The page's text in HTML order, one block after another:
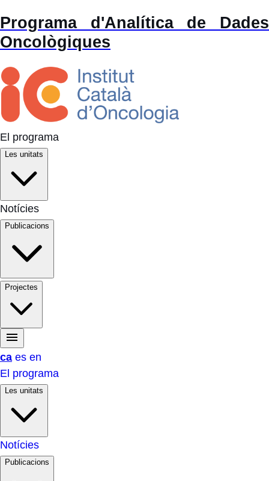
Programa d'Analítica de Dades
Oncològiques
El programa
Les unitats
Notícies
Publicacions
Projectes
ca es en
El programa
Les unitats
Notícies
Publicacions